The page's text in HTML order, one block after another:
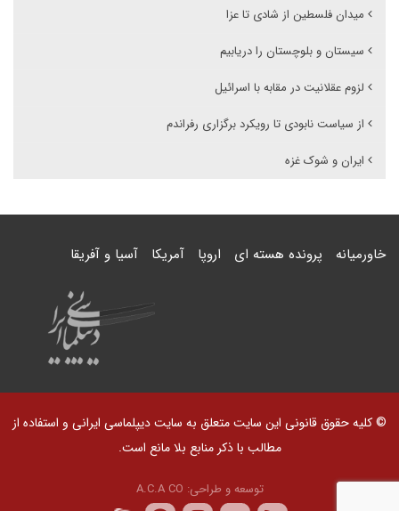
میدان فلسطین از شادی تا عزا
سیستان و بلوچستان را دریابیم
لزوم عقلانیت در مقابه با اسرائیل
از سیاست نابودی تا رویکرد برگزاری رفراندم
ایران و شوک غزه
خاورمیانه پرونده هسته ای اروپا آمریکا آسیا و آفریقا
© کلیه حقوق قانونی این سایت متعلق به سایت دیپلماسی ایرانی و استفاده از
مطالب با ذکر منابع بلا مانع است.
توسعه و طراحی: A.C.A CO